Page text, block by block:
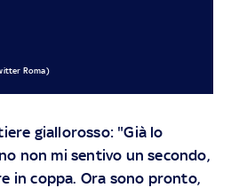
Roma)
giallorosso: "Già lo
non mi sentivo un secondo,
in coppa. Ora sono pronto,